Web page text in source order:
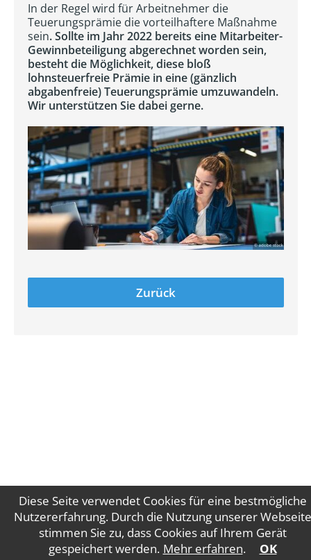
Diese Seite verwendet Cookies für eine bestmögliche
Nutzererfahrung. Durch die Nutzung unserer Webseite
stimmen Sie zu, dass Cookies auf Ihrem Gerät
gespeichert werden. Mehr erfahren. OK
In der Regel wird für Arbeitnehmer die
Teuerungsprämie die vorteilhaftere Maßnahme
sein. Sollte im Jahr 2022 bereits eine Mitarbeiter-
Gewinnbeteiligung abgerechnet worden sein,
besteht die Möglichkeit, diese bloß
lohnsteuerfreie Prämie in eine (gänzlich
abgabenfreie) Teuerungsprämie umzuwandeln.
Wir unterstützen Sie dabei gerne.
Zurück
Impressum Datenschutz